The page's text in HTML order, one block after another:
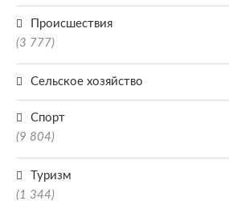
Происшествия
(3 777)
Сельское хозяйство
Спорт
(9 804)
Туризм
(1 344)